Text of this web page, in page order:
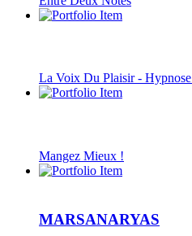
La Voix Du Plaisir -
Mangez Mieux !
MARSANARYAS